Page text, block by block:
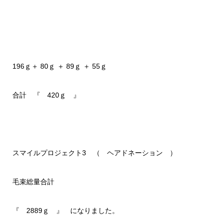
196ｇ＋ 80ｇ ＋ 89ｇ ＋ 55ｇ
合計 『 420ｇ 』
スマイルプロジェクト3 （ ヘアドネーション ）
毛束総量合計
『 2889ｇ 』 になりました。